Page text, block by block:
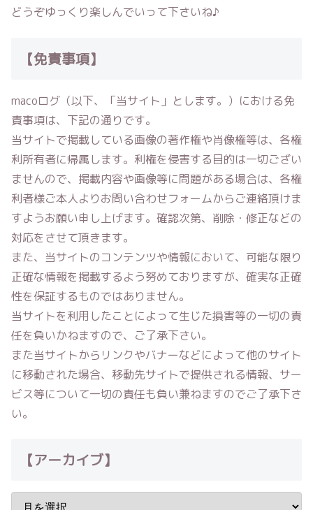
どうぞゆっくり楽しんでいって下さいね♪
【免責事項】
macoログ （以下、「当サイト」とします。）における免
責事項は、下記の通りです。
当サイトで掲載している画像の著作権や肖像権等は、各権
利所有者に帰属します。利権を侵害する目的は一切ござい
ませんので、掲載内容や画像等に問題がある場合は、各権
利者様ご本人よりお問い合わせフォームからご連絡頂けま
すようお願い申し上げます。確認次第、削除・修正などの
対応をさせて頂きます。
また、当サイトのコンテンツや情報において、可能な限り
正確な情報を掲載するよう努めておりますが、確実な正確
性を保証するものではありません。
当サイトを利用したことによって生じた損害等の一切の責
任を負いかねますので、ご了承下さい。
また当サイトからリンクやバナーなどによって他のサイト
に移動された場合、移動先サイトで提供される情報、サー
ビス等について一切の責任も負い兼ねますのでご了承下さ
い。
【アーカイブ】